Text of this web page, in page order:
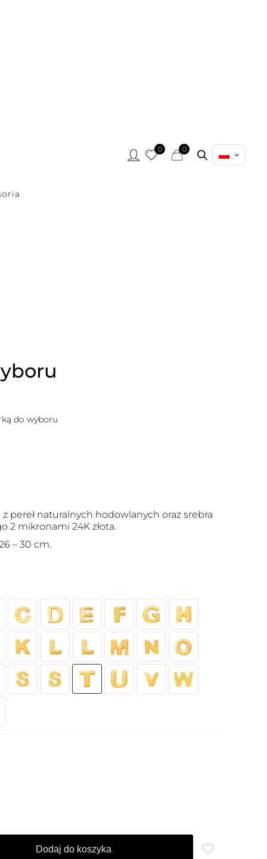
0 0
do wyboru
pereł naturalnych hodowlanych oraz srebra
2 mikronami 24K złota.
– 30 cm.
Dodaj do koszyka